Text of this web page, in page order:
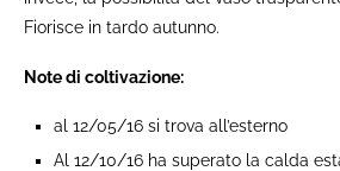
Fiorisce in tardo autunno.
Note di coltivazione:
al 12/05/16 si trova all’esterno
Al 12/10/16 ha superato la calda